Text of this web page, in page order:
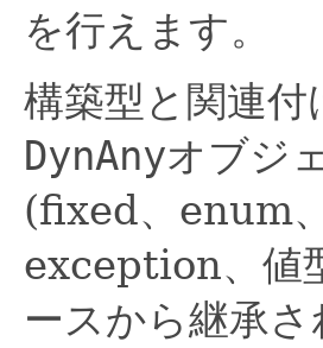
を行えます。
構築型と関連付
DynAnyオブジ
(fixed、enum
exception、値
ースから継承